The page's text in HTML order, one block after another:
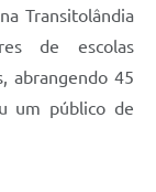
Transitolândia
de escolas
abrangendo 45
um público de